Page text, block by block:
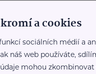
a cookies
sociálních médií a
náš web používáte,
mohou